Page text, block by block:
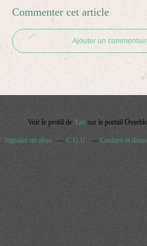
Commenter cet article
Ajouter un
Voir le profil deYan sur le portail
Signaler un abus C.G.U. Cookies et